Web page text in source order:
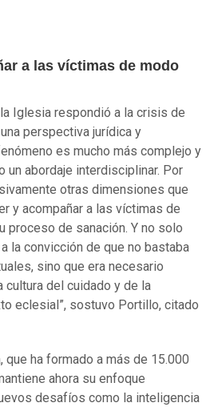
a las víctimas de modo
Iglesia respondió a la crisis de
perspectiva jurídica y
es mucho más complejo y
un abordaje interdisciplinar. Por
otras dimensiones que
y acompañar a las víctimas de
proceso de sanación. Y no solo
la convicción de que no bastaba
sino que era necesario
cultura del cuidado y de la
eclesial”, sostuvo Portillo, citado
que ha formado a más de 15.000
ahora su enfoque
desafíos como la inteligencia